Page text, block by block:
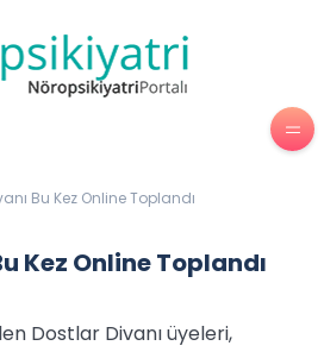
Bu Kez Online Toplandı
Kez Online Toplandı
Dostlar Divanı üyeleri,